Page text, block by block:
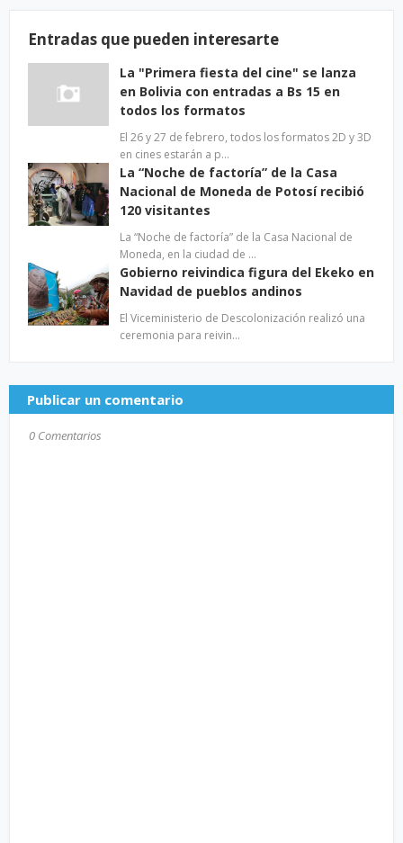
Entradas que pueden interesarte
La "Primera fiesta del cine" se lanza
en Bolivia con entradas a Bs 15 en
todos los formatos
El 26 y 27 de febrero, todos los formatos 2D y 3D
en cines estarán a p…
La “Noche de factoría” de la Casa
Nacional de Moneda de Potosí recibió
120 visitantes
La “Noche de factoría” de la Casa Nacional de
Moneda, en la ciudad de …
Gobierno reivindica figura del Ekeko en
Navidad de pueblos andinos
El Viceministerio de Descolonización realizó una
ceremonia para reivin…
Publicar un comentario
0 Comentarios